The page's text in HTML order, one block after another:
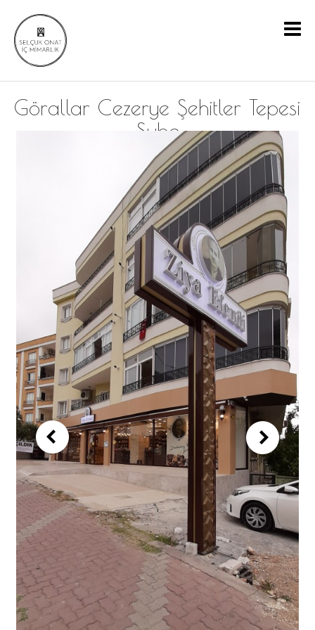
Görallar Cezerye Şehitler Tepesi
Şube